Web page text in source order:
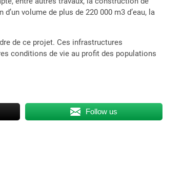
volume de plus de 220 000 m3 d’eau, la
de ce projet. Ces infrastructures
conditions de vie au profit des populations
Follow us